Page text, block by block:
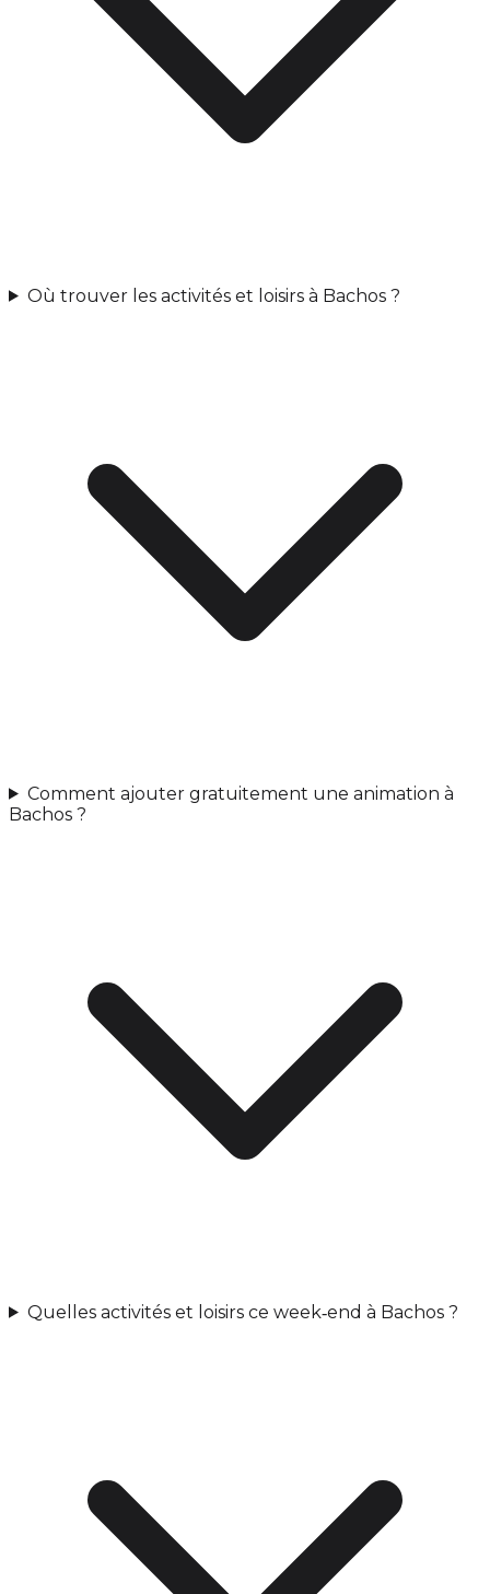
Où trouver les activités et loisirs à Bachos ?
Comment ajouter gratuitement une animation à
Bachos ?
Quelles activités et loisirs ce week‑end à Bachos ?